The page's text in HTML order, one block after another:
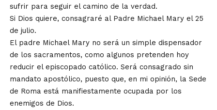
sufrir para seguir el camino de la verdad.
Si Dios quiere, consagraré al Padre Michael Mary el 25
de julio.
El padre Michael Mary no será un simple dispensador
de los sacramentos, como algunos pretenden hoy
reducir el episcopado católico. Será consagrado sin
mandato apostólico, puesto que, en mi opinión, la Sede
de Roma está manifiestamente ocupada por los
enemigos de Dios.